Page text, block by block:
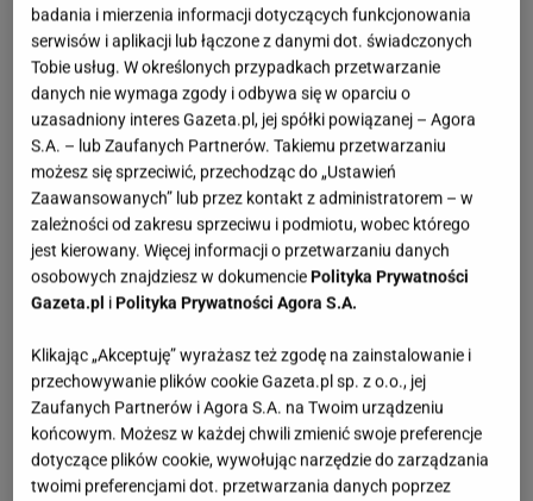
kawiarka, oraz nowoczesne rozwiązania, takie jak
innowacyjna Kawiarka Ariete Breakfast Station
dostępna w Media Expert.
Różne sposoby parzenia kawy
Parzenie kawy to coś więcej niż tylko codzienny
rytuał. To sposób na rozpoczęcie dnia, który może
mieć ogromny wpływ na nasze samopoczucie.
Kawiarka to jedna z najstarszych i
najpopularniejszych metod parzenia kawy, która
daje intensywny smak.Dzięki prostej konstrukcji,
kawa jest zaparzana pod wpływem ciśnienia, co
skutkuje mocnym, pełnym aromatem. Ekspresy
ciśnieniowe, z kolei, oferują bardziej precyzyjną
badania i mierzenia informacji dotyczących funkcjonowania
serwisów i aplikacji lub łączone z danymi dot. świadczonych
Tobie usług. W określonych przypadkach przetwarzanie
danych nie wymaga zgody i odbywa się w oparciu o
uzasadniony interes Gazeta.pl, jej spółki powiązanej – Agora
S.A. – lub Zaufanych Partnerów. Takiemu przetwarzaniu
możesz się sprzeciwić, przechodząc do „Ustawień
Zaawansowanych” lub przez kontakt z administratorem – w
zależności od zakresu sprzeciwu i podmiotu, wobec którego
jest kierowany. Więcej informacji o przetwarzaniu danych
osobowych znajdziesz w dokumenciePolityka Prywatności
Gazeta.pl iPolityka Prywatności Agora S.A.
Klikając „Akceptuję” wyrażasz też zgodę na zainstalowanie i
przechowywanie plików cookie Gazeta.pl sp. z o.o., jej
Zaufanych Partnerów i Agora S.A. na Twoim urządzeniu
końcowym. Możesz w każdej chwili zmienić swoje preferencje
dotyczące plików cookie, wywołując narzędzie do zarządzania
twoimi preferencjami dot. przetwarzania danych poprzez